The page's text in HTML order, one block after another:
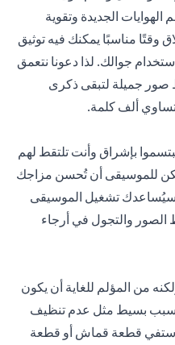
الجديدة وتقوية
وقتًا مناسبًا يمكنك فيه توثيق
جوالك. لذا دعونا نتعمق
صور جميلة لتبقى ذكرى
تساوي ألف كلمة.
بإشراق وأنت تلتقط لهم
للموسيقى أن تُحسن مزاجك
سيُساعدك تشغيل الموسيقى
الصور والتجول في أرجاء
من المؤلم للغاية أن يكون
سبب بسيط مثل عدم تنظيف
وستفي قطعة قماش أو قطعة